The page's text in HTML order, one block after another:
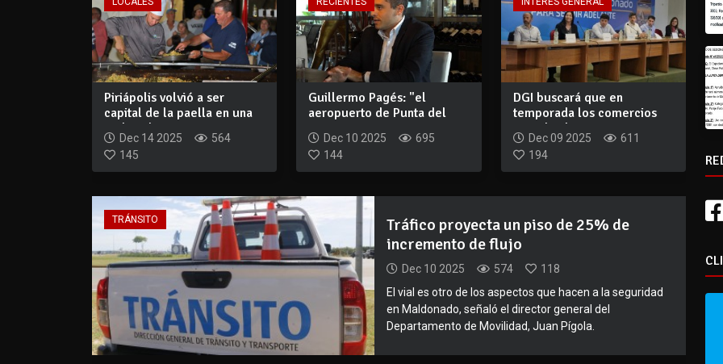
Piriápolis volvió a ser
capital de la paella en una
multitud...
Dec 14 2025
564
145
Guillermo Pagés: "el
aeropuerto de Punta del
Dec 10 2025
695
144
DGI buscará que en
temporada los comercios
cumplan las norma...
Dec 09 2025
611
194
TRÁNSITO
Tráfico proyecta un piso de 25% de
incremento de flujo
Dec 10 2025 574
118
El vial es otro de los aspectos que hacen a la seguridad
en Maldonado, señaló el director general del
Departamento de Movilidad, Juan Pígola.